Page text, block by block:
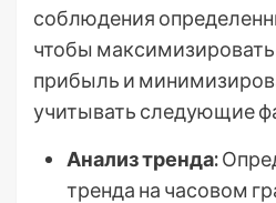
соблюдения
чтобы
прибыль и
учитывать следующие
Анализ тренда:
тренда на часовом